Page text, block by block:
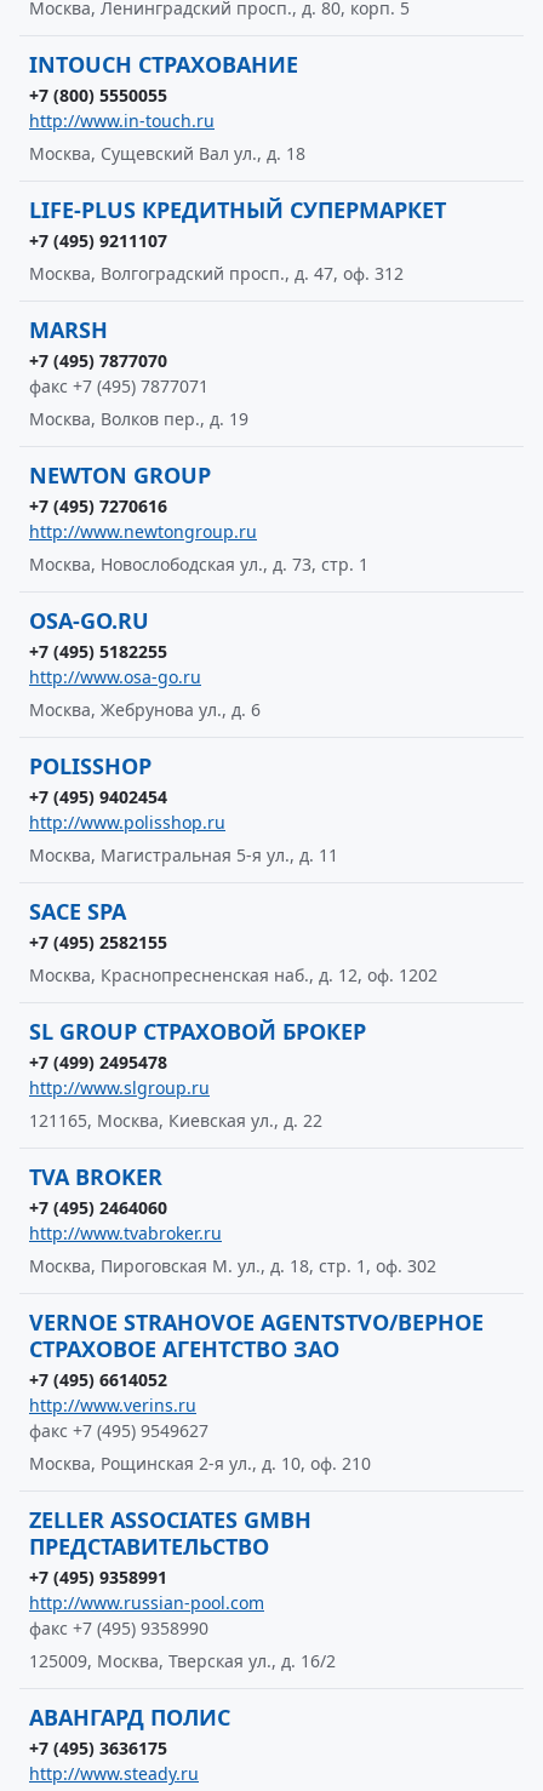
Москва, Ленинградский просп., д. 80, корп. 5
INTOUCH СТРАХОВАНИЕ
+7 (800) 5550055
http://www.in-touch.ru
Москва, Сущевский Вал ул., д. 18
LIFE-PLUS КРЕДИТНЫЙ СУПЕРМАРКЕТ
+7 (495) 9211107
Москва, Волгоградский просп., д. 47, оф. 312
MARSH
+7 (495) 7877070
факс +7 (495) 7877071
Москва, Волков пер., д. 19
NEWTON GROUP
+7 (495) 7270616
http://www.newtongroup.ru
Москва, Новослободская ул., д. 73, стр. 1
OSA-GO.RU
+7 (495) 5182255
http://www.osa-go.ru
Москва, Жебрунова ул., д. 6
POLISSHOP
+7 (495) 9402454
http://www.polisshop.ru
Москва, Магистральная 5-я ул., д. 11
SACE SPA
+7 (495) 2582155
Москва, Краснопресненская наб., д. 12, оф. 1202
SL GROUP СТРАХОВОЙ БРОКЕР
+7 (499) 2495478
http://www.slgroup.ru
121165, Москва, Киевская ул., д. 22
TVA BROKER
+7 (495) 2464060
http://www.tvabroker.ru
Москва, Пироговская М. ул., д. 18, стр. 1, оф. 302
VERNOE STRAHOVOE AGENTSTVO/ВЕРНОЕ
СТРАХОВОЕ АГЕНТСТВО ЗАО
+7 (495) 6614052
http://www.verins.ru
факс +7 (495) 9549627
Москва, Рощинская 2-я ул., д. 10, оф. 210
ZELLER ASSOCIATES GMBH
ПРЕДСТАВИТЕЛЬСТВО
+7 (495) 9358991
http://www.russian-pool.com
факс +7 (495) 9358990
125009, Москва, Тверская ул., д. 16/2
АВАНГАРД ПОЛИС
+7 (495) 3636175
http://www.steady.ru